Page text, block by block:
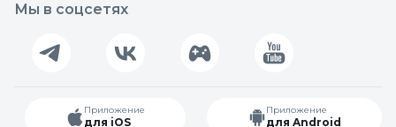
Мы в соцсетях
Приложение
для iOS
Приложение
для Android